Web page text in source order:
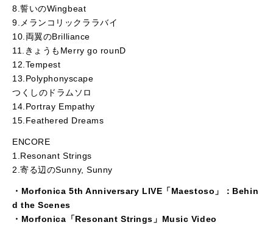
8.誓いのWingbeat
9.メランコリックララバイ
10.両翼のBrilliance
11.きょうもMerry go rounD
12.Tempest
13.Polyphonyscape
つくしのドラムソロ
14.Portray Empathy
15.Feathered Dreams
ENCORE
1.Resonant Strings
2.寄る辺のSunny, Sunny
・Morfonica 5th Anniversary LIVE「Maestoso」：Behin
d the Scenes
・Morfonica「Resonant Strings」Music Video